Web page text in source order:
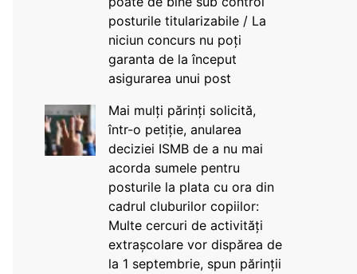
posturile titularizabile / La
niciun concurs nu poți
garanta de la început
asigurarea unui post
Mai mulți părinți solicită,
într-o petiție, anularea
deciziei ISMB de a nu mai
acorda sumele pentru
posturile la plata cu ora din
cadrul cluburilor copiilor:
Multe cercuri de activități
extrașcolare vor dispărea de
la 1 septembrie, spun părinții